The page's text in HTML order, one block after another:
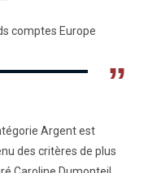
comptes Europe
„
Argent est
des critères de plus